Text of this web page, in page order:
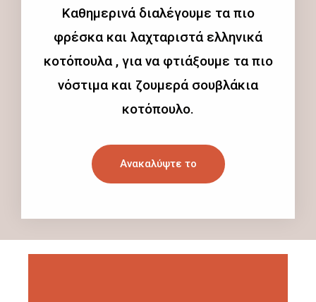
Καθημερινά διαλέγουμε τα πιο
φρέσκα και λαχταριστά ελληνικά
κοτόπουλα , για να φτιάξουμε τα πιο
νόστιμα και ζουμερά σουβλάκια
κοτόπουλο.
Ανακαλύψτε το